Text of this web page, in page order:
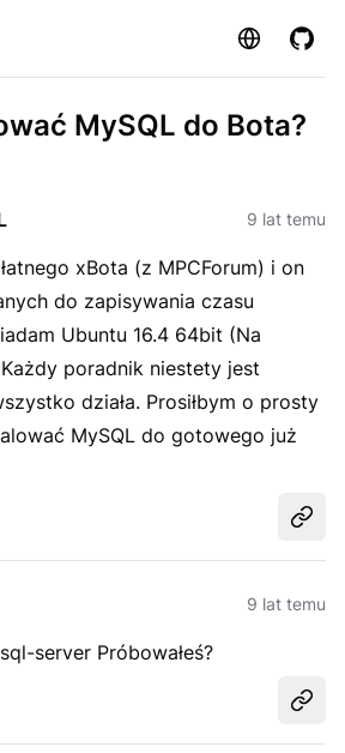
Strona
MySQL do Bota?
9 lat temu
xBota (z MPCForum) i on
do zapisywania czasu
Ubuntu 16.4 64bit (Na
poradnik niestety jest
działa. Prosiłbym o prosty
MySQL do gotowego już
9 lat temu
server Próbowałeś?